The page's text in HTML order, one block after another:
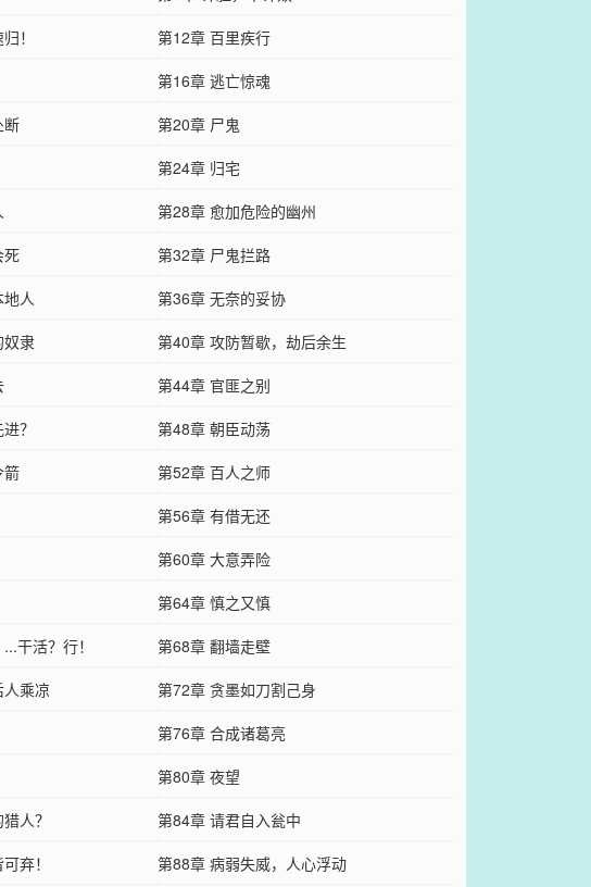
！
第12章 百里疾行
第16章 逃亡惊魂
断
第20章 尸鬼
第24章 归宅
第28章 愈加危险的幽州
死
第32章 尸鬼拦路
人
第36章 无奈的妥协
奴隶
第40章 攻防暂歇，劫后余生
第44章 官匪之别
？
第48章 朝臣动荡
箭
第52章 百人之师
第56章 有借无还
第60章 大意弄险
第64章 慎之又慎
干活？行！
第68章 翻墙走壁
乘凉
第72章 贪墨如刀割己身
第76章 合成诸葛亮
第80章 夜望
人？
第84章 请君自入瓮中
弃！ 第88章 病弱失威，人心浮动